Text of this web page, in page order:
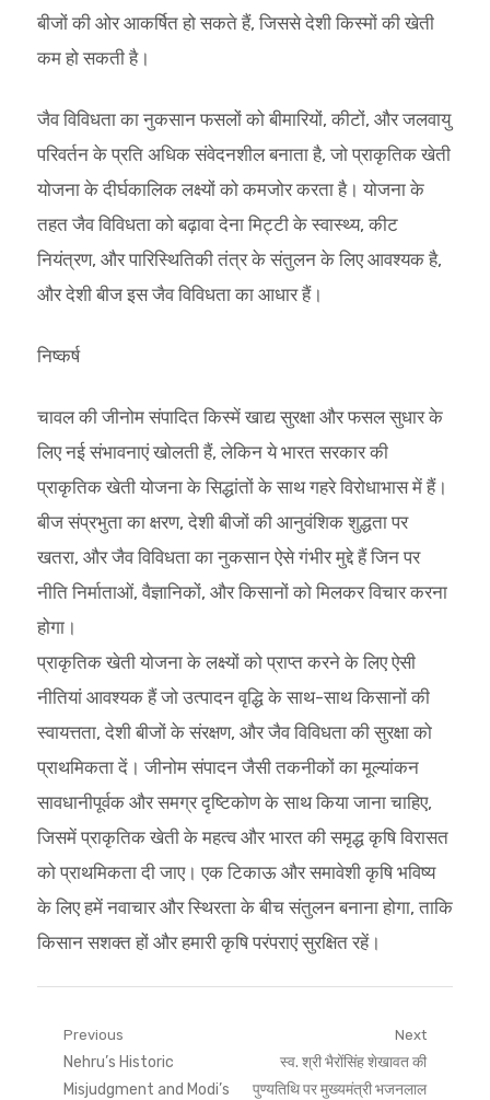
बीजों की ओर आकर्षित हो सकते हैं, जिससे देशी किस्मों की खेती
कम हो सकती है।
जैव विविधता का नुकसान फसलों को बीमारियों, कीटों, और जलवायु
परिवर्तन के प्रति अधिक संवेदनशील बनाता है, जो प्राकृतिक खेती
योजना के दीर्घकालिक लक्ष्यों को कमजोर करता है। योजना के
तहत जैव विविधता को बढ़ावा देना मिट्टी के स्वास्थ्य, कीट
नियंत्रण, और पारिस्थितिकी तंत्र के संतुलन के लिए आवश्यक है,
और देशी बीज इस जैव विविधता का आधार हैं।
निष्कर्ष
चावल की जीनोम संपादित किस्में खाद्य सुरक्षा और फसल सुधार के
लिए नई संभावनाएं खोलती हैं, लेकिन ये भारत सरकार की
प्राकृतिक खेती योजना के सिद्धांतों के साथ गहरे विरोधाभास में हैं।
बीज संप्रभुता का क्षरण, देशी बीजों की आनुवंशिक शुद्धता पर
खतरा, और जैव विविधता का नुकसान ऐसे गंभीर मुद्दे हैं जिन पर
नीति निर्माताओं, वैज्ञानिकों, और किसानों को मिलकर विचार करना
होगा।
प्राकृतिक खेती योजना के लक्ष्यों को प्राप्त करने के लिए ऐसी
नीतियां आवश्यक हैं जो उत्पादन वृद्धि के साथ-साथ किसानों की
स्वायत्तता, देशी बीजों के संरक्षण, और जैव विविधता की सुरक्षा को
प्राथमिकता दें। जीनोम संपादन जैसी तकनीकों का मूल्यांकन
सावधानीपूर्वक और समग्र दृष्टिकोण के साथ किया जाना चाहिए,
जिसमें प्राकृतिक खेती के महत्व और भारत की समृद्ध कृषि विरासत
को प्राथमिकता दी जाए। एक टिकाऊ और समावेशी कृषि भविष्य
के लिए हमें नवाचार और स्थिरता के बीच संतुलन बनाना होगा, ताकि
किसान सशक्त हों और हमारी कृषि परंपराएं सुरक्षित रहें।
Post
navigation
Previous
Previous
post:
Nehru’s Historic
Misjudgment and Modi’s
Next
Next
post:
स्व. श्री भैरोंसिंह शेखावत की
पुण्यतिथि पर मुख्यमंत्री भजनलाल